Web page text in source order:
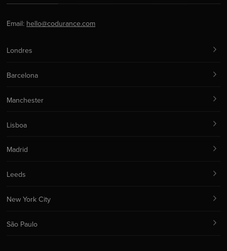
Email: hello@codurance.com
Londres
Barcelona
Manchester
Lisboa
Madrid
Leeds
New York City
São Paulo